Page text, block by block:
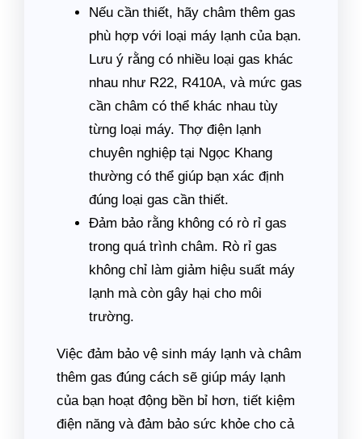
Nếu cần thiết, hãy châm thêm gas
phù hợp với loại máy lạnh của bạn.
Lưu ý rằng có nhiều loại gas khác
nhau như R22, R410A, và mức gas
cần châm có thể khác nhau tùy
từng loại máy. Thợ điện lạnh
chuyên nghiệp tại Ngọc Khang
thường có thể giúp bạn xác định
đúng loại gas cần thiết.
Đảm bảo rằng không có rò rỉ gas
trong quá trình châm. Rò rỉ gas
không chỉ làm giảm hiệu suất máy
lạnh mà còn gây hại cho môi
trường.
Việc đảm bảo vệ sinh máy lạnh và châm
thêm gas đúng cách sẽ giúp máy lạnh
của bạn hoạt động bền bỉ hơn, tiết kiệm
điện năng và đảm bảo sức khỏe cho cả